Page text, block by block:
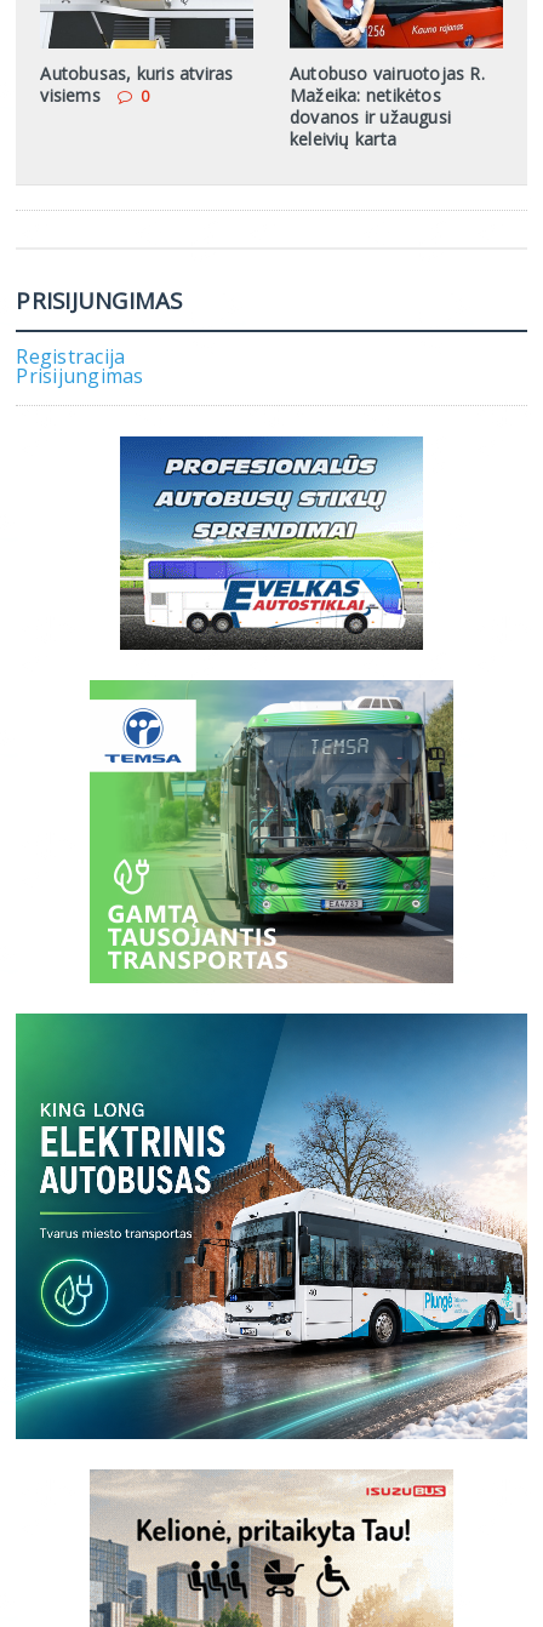
Autobusas, kuris atviras
visiems
0
Autobuso vairuotojas R.
Mažeika: netikėtos
dovanos ir užaugusi
keleivių karta
PRISIJUNGIMAS
Registracija
Prisijungimas